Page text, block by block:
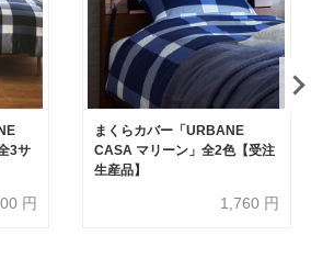
3サ
円
まくらカバー「URBANE
CASA マリーン」全2色【受注
生産品】
1,760 円